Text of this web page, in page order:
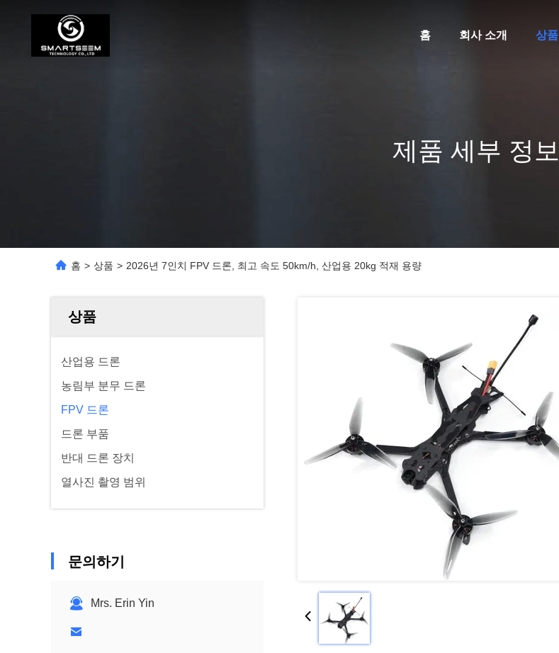
홈 회사 소개 상품
제품 세부 정보
홈 > 상품 > 2026년 7인치 FPV 드론, 최고 속도 50km/h, 산업용 20kg 적재 용량
상품
산업용 드론
농림부 분무 드론
FPV 드론
드론 부품
반대 드론 장치
열사진 촬영 범위
문의하기
Mrs. Erin Yin